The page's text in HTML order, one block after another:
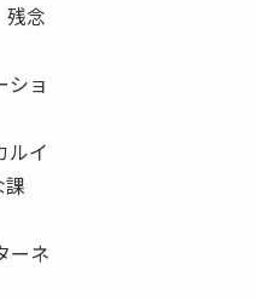
残念
ショ
ルイ
ーネ